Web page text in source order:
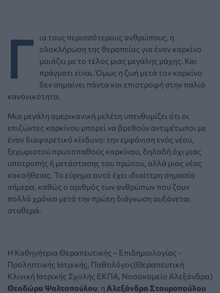
Γ
ια τους περισσότερους ανθρώπους, η
ολοκλήρωση της θεραπείας για έναν καρκίνο
μοιάζει με το τέλος μιας μεγάλης μάχης. Και
πράγματι είναι. Όμως η ζωή μετά τον καρκίνο
δεν σημαίνει πάντα και επιστροφή στην παλιά
κανονικότητα.
Μια μεγάλη αμερικανική μελέτη υπενθυμίζει ότι οι
επιζώντες καρκίνου μπορεί να βρεθούν αντιμέτωποι με
έναν διαφορετικό κίνδυνο: την εμφάνιση ενός νέου,
ξεχωριστού πρωτοπαθούς καρκίνου, δηλαδή όχι μιας
υποτροπής ή μετάστασης του πρώτου, αλλά μιας νέας
κακοήθειας. Το εύρημα αυτό έχει ιδιαίτερη σημασία
σήμερα, καθώς ο αριθμός των ανθρώπων που ζουν
πολλά χρόνια μετά την πρώτη διάγνωση αυξάνεται
σταθερά.
Η Καθηγήτρια Θεραπευτικής – Επιδημιολογίας -
Προληπτικής Ιατρικής, Παθολόγος(Θεραπευτική
Κλινική Ιατρικής Σχολής ΕΚΠΑ, Νοσοκομείο Αλεξάνδρα)
Θεοδώρα Ψαλτοπούλου , η Αλεξάνδρα Σταυροπούλου